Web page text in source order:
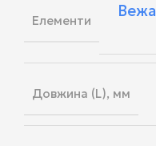
Елементи
Вежа
Довжина (L), мм